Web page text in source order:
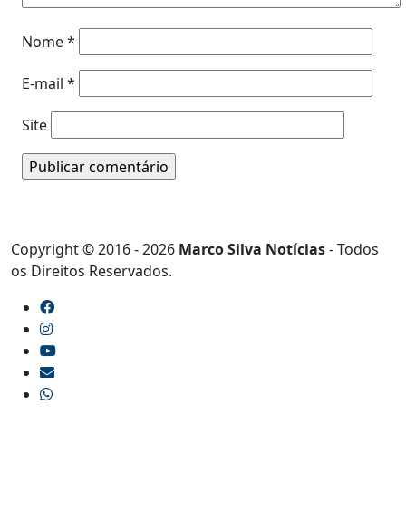
Nome*
E-mail *
Site
Copyright © 2016 - 2026 Marco Silva Notícias- Todos
os Direitos Reservados.